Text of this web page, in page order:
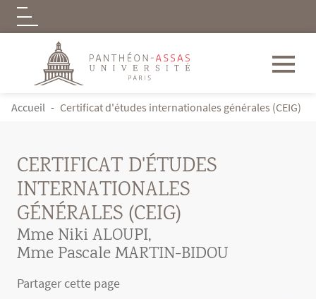
Aller au contenu principal
Logo
FIL D'ARIANE
Accueil Certificat d'études internationales générales (CEIG)
CERTIFICAT D'ÉTUDES
INTERNATIONALES
GÉNÉRALES (CEIG)
Mme Niki ALOUPI,
Mme Pascale MARTIN-BIDOU
Partager cette page